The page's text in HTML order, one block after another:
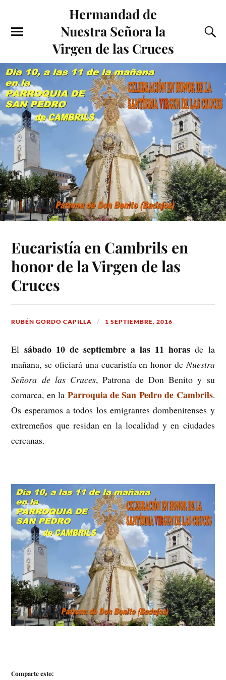
Hermandad de
Nuestra Señora la
Virgen de las Cruces
Eucaristía en Cambrils en
honor de la Virgen de las
Cruces
RUBÉN GORDO CAPILLA 1 SEPTIEMBRE, 2016
El sábado 10 de septiembre a las 11 horas de la
mañana, se oficiará una eucaristía en honor deNuestra
Señora de las Cruces, Patrona de Don Benito y su
comarca, en la Parroquia de San Pedro de Cambrils.
Os esperamos a todos los emigrantes dombenitenses y
extremeños que residan en la localidad y en ciudades
cercanas.
Comparte esto: